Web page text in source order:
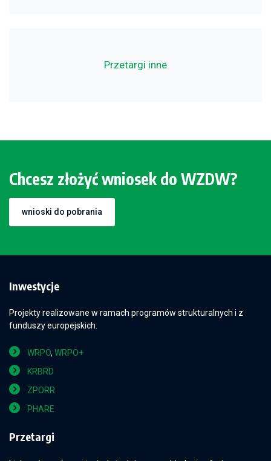
Przetargi inne
Chcesz złożyć wniosek do WZDW?
wnioski do pobrania
Inwestycje
Projekty realizowane w ramach programów strukturalnych i z
funduszy europejskich.
WRPO, WRPO+
KRBRD
ZPORR
PHARE
Przetargi